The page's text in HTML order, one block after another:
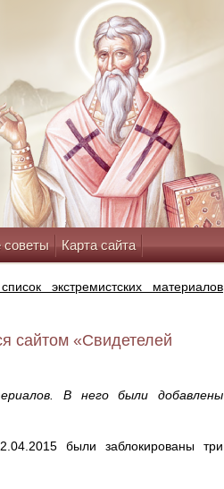
советы Карта сайта
экстремистских материалов
сайтом «Свидетелей
В него были добавлены
были заблокированы три